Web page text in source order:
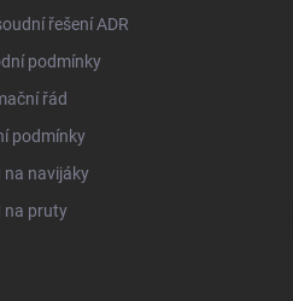
řešení ADR
podmínky
řád
podmínky
na navijáky
na pruty